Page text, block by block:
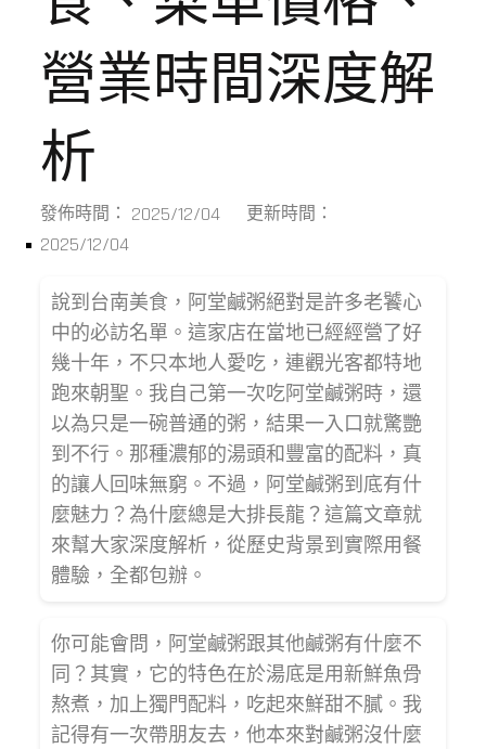
營業時間深度解
析
發佈時間： 2025/12/04 更新時間：
2025/12/04
說到台南美食，阿堂鹹粥絕對是許多老饕心
中的必訪名單。這家店在當地已經經營了好
幾十年，不只本地人愛吃，連觀光客都特地
跑來朝聖。我自己第一次吃阿堂鹹粥時，還
以為只是一碗普通的粥，結果一入口就驚艷
到不行。那種濃郁的湯頭和豐富的配料，真
的讓人回味無窮。不過，阿堂鹹粥到底有什
麼魅力？為什麼總是大排長龍？這篇文章就
來幫大家深度解析，從歷史背景到實際用餐
體驗，全都包辦。
你可能會問，阿堂鹹粥跟其他鹹粥有什麼不
同？其實，它的特色在於湯底是用新鮮魚骨
熬煮，加上獨門配料，吃起來鮮甜不膩。我
記得有一次帶朋友去，他本來對鹹粥沒什麼